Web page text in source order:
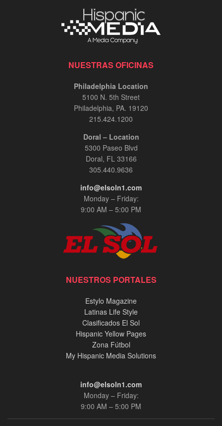
NUESTRAS OFICINAS
Philadelphia Location
5100 N. 5th Street
Philadelphia, PA. 19120
215.424.1200
Doral – Location
5300 Paseo Blvd
Doral, FL 33166
305.440.9636
info@elsoln1.com
Monday – Friday:
9:00 AM – 5:00 PM
NUESTROS PORTALES
Estylo Magazine
Latinas Life Style
Clasificados El Sol
Hispanic Yellow Pages
Zona Fútbol
My Hispanic Media Solutions
info@elsoln1.com
Monday – Friday:
9:00 AM – 5:00 PM